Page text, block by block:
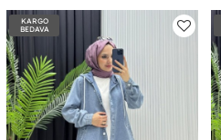
KARGO
BEDAVA